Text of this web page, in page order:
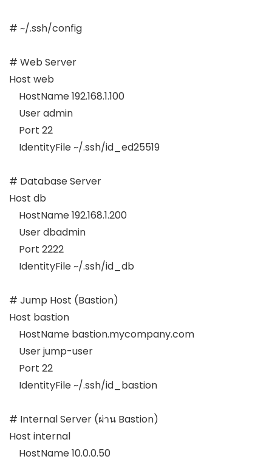
# ~/.ssh/config
# Web Server
Host web
    HostName 192.168.1.100
    User admin
    Port 22
    IdentityFile ~/.ssh/id_ed25519
# Database Server
Host db
    HostName 192.168.1.200
    User dbadmin
    Port 2222
    IdentityFile ~/.ssh/id_db
# Jump Host (Bastion)
Host bastion
    HostName bastion.mycompany.com
    User jump-user
    Port 22
    IdentityFile ~/.ssh/id_bastion
# Internal Server (ผ่าน Bastion)
Host internal
    HostName 10.0.0.50